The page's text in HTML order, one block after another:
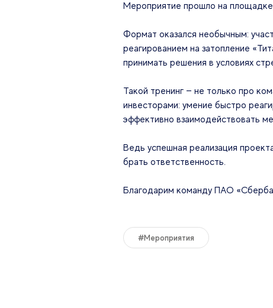
Мероприятие прошло на
Формат оказался необычным:
реагированием на затопление
принимать решения в условиях
Такой тренинг — не только про
инвесторами: умение быстро
эффективно взаимодействовать
Ведь успешная реализация
брать ответственность.
Благодарим команду ПАО
#мероприятия